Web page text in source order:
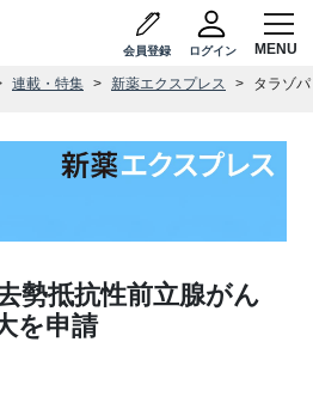
会員登録 ログイン
連載・特集 新薬エクスプレス タラゾ
勢抵抗性前立腺がん
を申請